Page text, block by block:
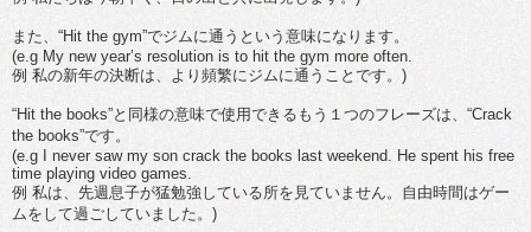
また、“Hit the gym”でジムに通うという意味になります。
(e.g My new year’s resolution is to hit the gym more often.
例 私の新年の決断は、より頻繁にジムに通うことです。)
“Hit the books”と同様の意味で使用できるもう１つのフレーズは、“Crack
the books”です。
(e.g I never saw my son crack the books last weekend. He spent his free
time playing video games.
例 私は、先週息子が猛勉強している所を見ていません。自由時間はゲー
ムをして過ごしていました。)